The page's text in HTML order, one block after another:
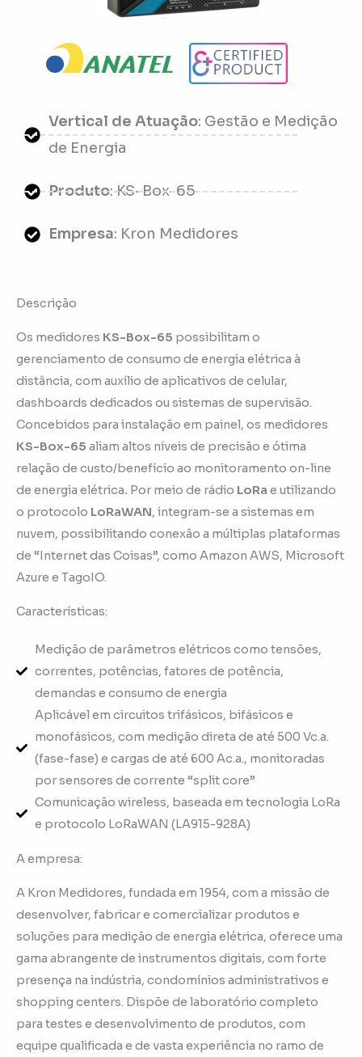
Vertical de Atuação: Gestão e Medição
de Energia
Produto: KS-Box-65
Empresa: Kron Medidores
Descrição
Os medidores KS-Box-65 possibilitam o
gerenciamento de consumo de energia elétrica à
distância, com auxílio de aplicativos de celular,
dashboards dedicados ou sistemas de supervisão.
Concebidos para instalação em painel, os medidores
KS-Box-65 aliam altos níveis de precisão e ótima
relação de custo/benefício ao monitoramento on-line
de energia elétrica. Por meio de rádio LoRa e utilizando
o protocolo LoRaWAN, integram-se a sistemas em
nuvem, possibilitando conexão a múltiplas plataformas
de “Internet das Coisas”, como Amazon AWS, Microsoft
Azure e TagoIO.
Características:
Medição de parâmetros elétricos como tensões,
correntes, potências, fatores de potência,
demandas e consumo de energia
Aplicável em circuitos trifásicos, bifásicos e
monofásicos, com medição direta de até 500 Vc.a.
(fase-fase) e cargas de até 600 Ac.a., monitoradas
por sensores de corrente “split core”
Comunicação wireless, baseada em tecnologia LoRa
e protocolo LoRaWAN (LA915-928A)
A empresa:
A Kron Medidores, fundada em 1954, com a missão de
desenvolver, fabricar e comercializar produtos e
soluções para medição de energia elétrica, oferece uma
gama abrangente de instrumentos digitais, com forte
presença na indústria, condomínios administrativos e
shopping centers. Dispõe de laboratório completo
para testes e desenvolvimento de produtos, com
equipe qualificada e de vasta experiência no ramo de